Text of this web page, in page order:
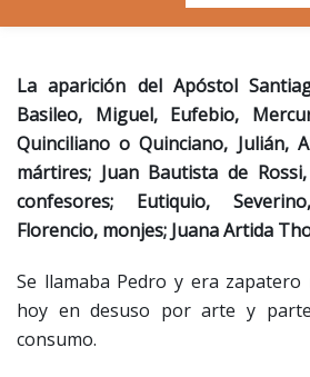
La aparición del Apóstol
Basileo, Miguel, Eufebio,
Quinciliano o Quinciano, Julián,
mártires; Juan Bautista de
confesores; Eutiquio,
Florencio, monjes; Juana Artida
Se llamaba Pedro y era
hoy en desuso por arte y
consumo.